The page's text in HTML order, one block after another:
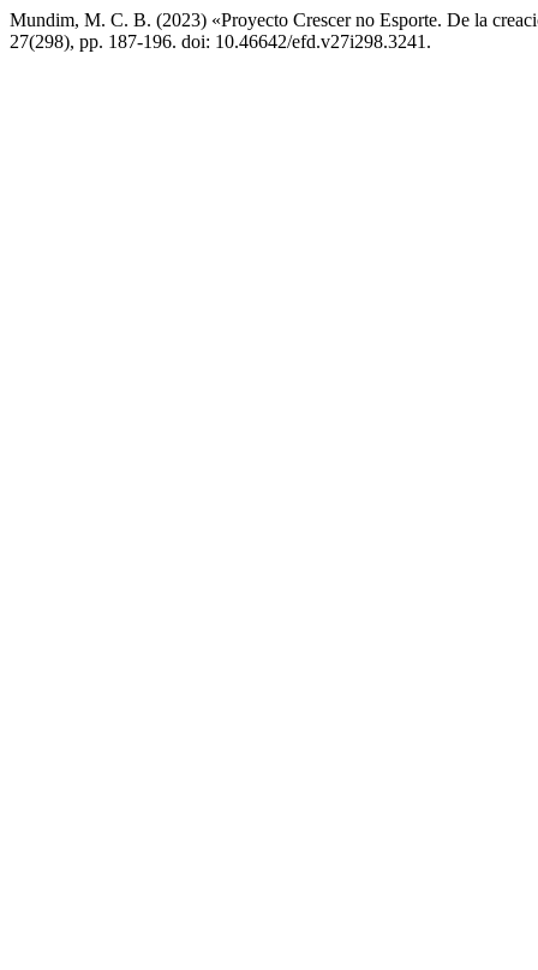
Mundim, M. C. B. (2023) «Proyecto Crescer no Esporte. De la
27(298), pp. 187-196. doi: 10.46642/efd.v27i298.3241.